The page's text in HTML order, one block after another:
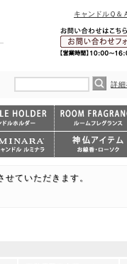
キャンドルＱ＆
詳
ていただきます。